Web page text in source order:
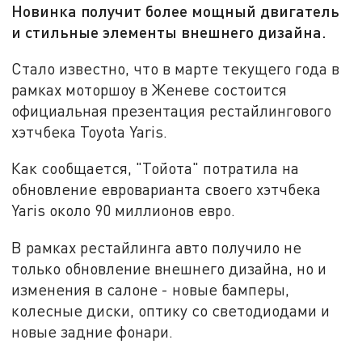
Новинка получит более мощный двигатель
и стильные элементы внешнего дизайна.
Стало известно, что в марте текущего года в
рамках моторшоу в Женеве состоится
официальная презентация рестайлингового
хэтчбека Toyota Yaris.
Как сообщается, "Тойота" потратила на
обновление евроварианта своего хэтчбека
Yaris около 90 миллионов евро.
В рамках рестайлинга авто получило не
только обновление внешнего дизайна, но и
изменения в салоне - новые бамперы,
колесные диски, оптику со светодиодами и
новые задние фонари.